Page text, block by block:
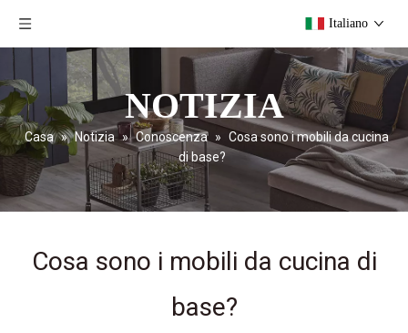
Italiano
NOTIZIA
Casa » Notizia » Conoscenza » Cosa sono i mobili da cucina
di base?
Cosa sono i mobili da cucina di
base?